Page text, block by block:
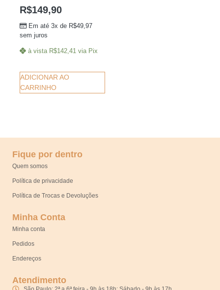
R$149,90
Em até 3x de R$49,97
sem juros
à vista R$142,41 via Pix
ADICIONAR AO
CARRINHO
Fique por dentro
Quem somos
Política de privacidade
Política de Trocas e Devoluções
Minha Conta
Minha conta
Pedidos
Endereços
Atendimento